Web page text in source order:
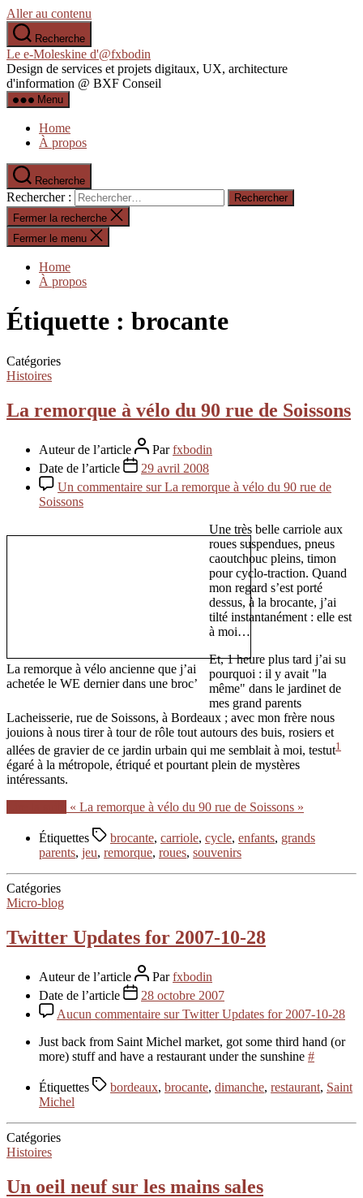
Aller au contenu
Recherche
Le e-Moleskine d'@fxbodin
Design de services et projets digitaux, UX, architecture
d'information @ BXF Conseil
Menu
Home
À propos
Recherche
Rechercher :
Fermer la recherche
Fermer le menu
Home
À propos
Étiquette : brocante
Catégories
Histoires
La remorque à vélo du 90 rue de Soissons
Auteur de l’article Parfxbodin
Date de l’article
29 avril 2008
Un commentaire sur La remorque à vélo du 90 rue de
Soissons
La remorque à vélo ancienne que j’ai
achetée le WE dernier dans une broc’
Une très belle carriole aux
roues suspendues, pneus
caoutchouc pleins, timon
pour cyclo-traction. Quand
mon regard s’est porté
dessus, à la brocante, j’ai
tilté instantanément : elle est
à moi…
Et, 1 heure plus tard j’ai su
pourquoi : il y avait "la
même" dans le jardinet de
mes grand parents
Lacheisserie, rue de Soissons, à Bordeaux ; avec mon frère nous
jouions à nous tirer à tour de rôle tout autours des buis, rosiers et
allées de gravier de ce jardin urbain qui me semblait à moi, testut1
égaré à la métropole, étriqué et pourtant plein de mystères
intéressants.
« La remorque à vélo du 90 rue de Soissons »
Étiquettes brocante, carriole, cycle, enfants, grands
parents, jeu, remorque, roues, souvenirs
Catégories
Micro-blog
Twitter Updates for 2007-10-28
Auteur de l’article Parfxbodin
Date de l’article
28 octobre 2007
Aucun commentaire sur Twitter Updates for 2007-10-28
Just back from Saint Michel market, got some third hand (or
more) stuff and have a restaurant under the sunshine #
Étiquettes bordeaux, brocante, dimanche, restaurant, Saint
Michel
Catégories
Histoires
Un oeil neuf sur les mains sales